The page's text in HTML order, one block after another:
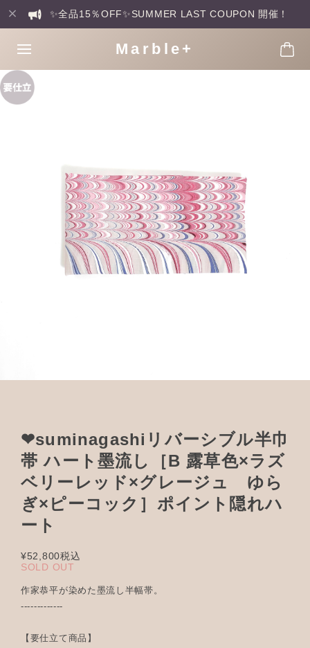
✨全品15％OFF✨SUMMER LAST COUPON 開催！
Marble+
❤︎suminagashiリバーシブル半巾
帯 ハート墨流し［B 露草色×ラズ
ベリーレッド×グレージュ ゆら
ぎ×ピーコック］ポイント隠れハ
ート
¥52,800税込
SOLD OUT
作家恭平が染めた墨流し半幅帯。
-------------
【要仕立て商品】